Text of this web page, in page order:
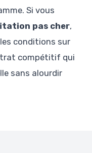
Si vous
pas cher,
conditions sur
compétitif qui
sans alourdir